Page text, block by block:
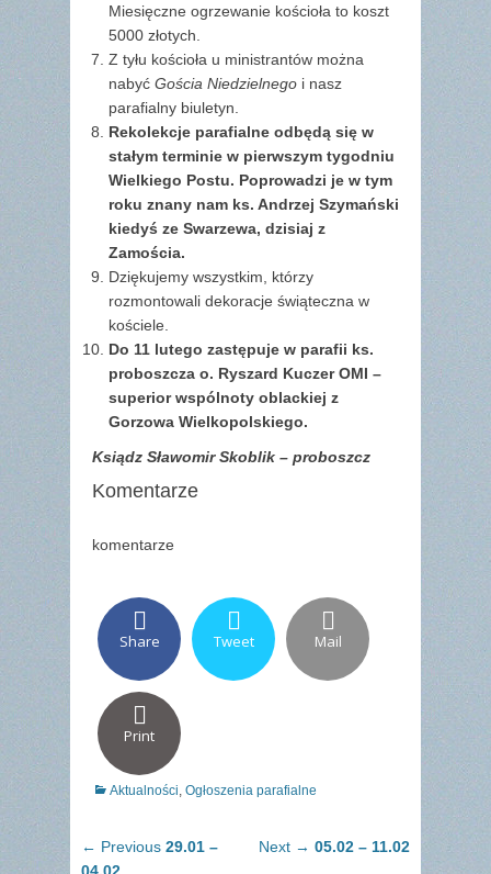
Miesięczne ogrzewanie kościoła to koszt
5000 złotych.
Z tyłu kościoła u ministrantów można
nabyć Gościa Niedzielnego i nasz
parafialny biuletyn.
Rekolekcje parafialne odbędą się w
stałym terminie w pierwszym tygodniu
Wielkiego Postu. Poprowadzi je w tym
roku znany nam ks. Andrzej Szymański
kiedyś ze Swarzewa, dzisiaj z
Zamościa.
Dziękujemy wszystkim, którzy
rozmontowali dekoracje świąteczna w
kościele.
Do 11 lutego zastępuje w parafii ks.
proboszcza o. Ryszard Kuczer OMI –
superior wspólnoty oblackiej z
Gorzowa Wielkopolskiego.
Ksiądz Sławomir Skoblik – proboszcz
Komentarze
komentarze
Share Tweet Mail
Print
Categories
Aktualności Ogłoszenia parafialne
Nawigacja
← Previous Previous
29.01 –
04.02
Next → Next
05.02 – 11.02